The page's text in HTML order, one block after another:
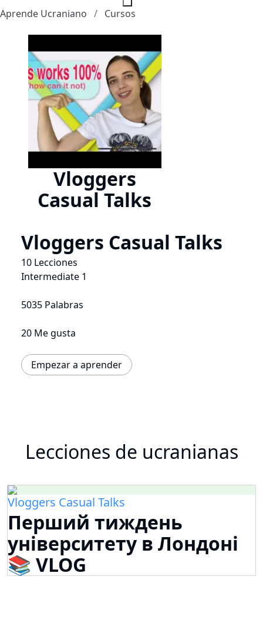
Aprende Ucraniano Cursos
Vloggers
Casual Talks
Vloggers Casual Talks
10 Lecciones
Intermediate 1
5035 Palabras
20 Me gusta
Empezar a aprender
Lecciones de ucranianas
Vloggers Casual Talks
Перший тиждень
університету в Лондоні
📚 VLOG